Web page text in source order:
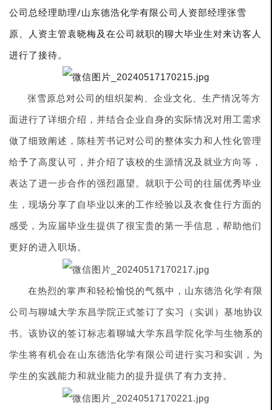
公司总经理助理/山东德浩化学有限公司人资部经理张雪
原、人资主管袁晓梅及在公司就职的聊大毕业生对来访客人
进行了接待。
张雪原总对公司的组织架构、企业文化、生产情况等方
面进行了详细介绍，并结合企业自身的实际情况对用工需求
做了细致阐述，陈桂芳书记对公司的整体实力和人性化管理
给予了高度认可，并介绍了该校的生源情况及就业方向等，
表达了进一步合作的强烈愿望。 就职于公司的往届优秀毕业
生，现场分享了自毕业以来的工作经验以及衣食住行方面的
感受，为应届毕业生提供了很宝贵的第一手信息，帮助他们
更好的进入职场。
在热烈的掌声和轻松愉悦的气氛中，山东德浩化学有限
公司与聊城大学东昌学院正式签订了实习（实训）基地协议
书。该协议的签订标志着聊城大学东昌学院化学与生物系的
学生将有机会在山东德浩化学有限公司进行实习和实训，为
学生的实践能力和就业能力的提升提供了有力支持。